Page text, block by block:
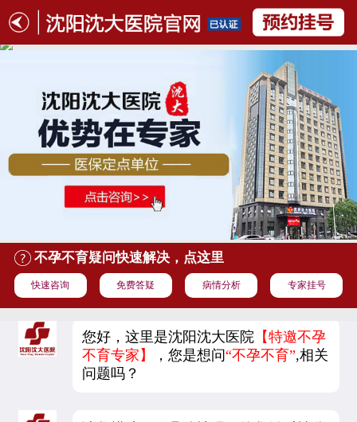
不孕不育疑问快速解决，点这里
快速咨询 免费答疑 病情分析 专家挂号
您好，这里是沈阳沈大医院【特邀不孕
不育专家】
，您是想问“不孕不育”,相关
问题吗？